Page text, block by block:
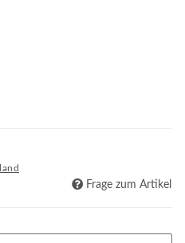
Frage zum Artikel